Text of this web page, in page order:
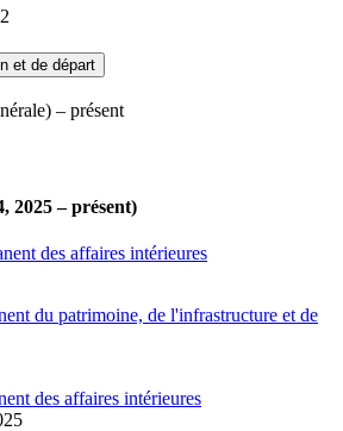
et de départ
– présent
2025 – présent)
des affaires intérieures
du patrimoine, de l'infrastructure et de
des affaires intérieures